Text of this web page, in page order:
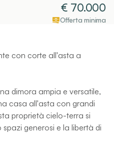
€ 70.000
Offerta minima
con corte all'asta a
dimora ampia e versatile,
casa all'asta con grandi
proprietà cielo-terra si
generosi e la libertà di